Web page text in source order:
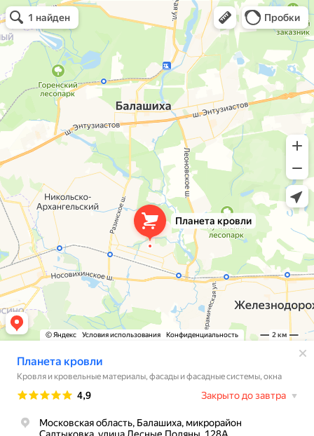
Планета кровли
Кровля и кровельные материалы в Балашихе
Окна в Балашихе